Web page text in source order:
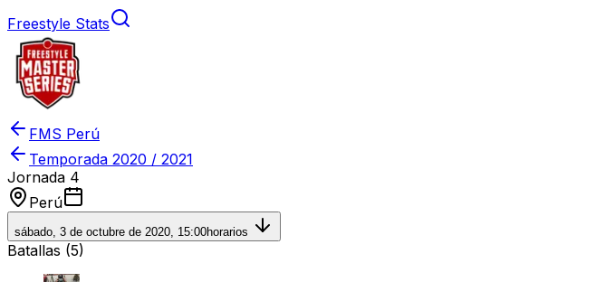
Freestyle Stats
FMS Perú
Temporada 2020 / 2021
Jornada 4
Perú
sábado, 3 de octubre de 2020, 15:00horarios
Batallas (5)